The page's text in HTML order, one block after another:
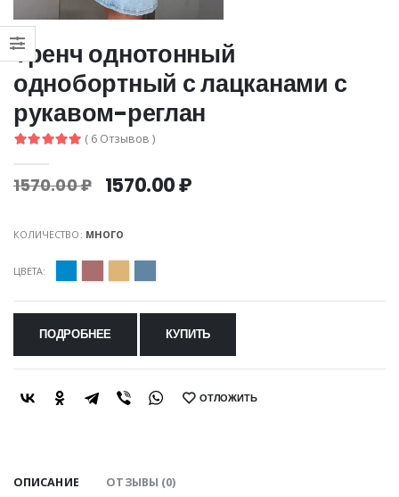
Тренч однотонный
однобортный с лацканами с
рукавом-реглан
( 6 Отзывов )
1570.00 ₽ 1570.00 ₽
КОЛИЧЕСТВО: МНОГО
ЦВЕТА:
ПОДРОБНЕЕ КУПИТЬ
SHARE: ОТЛОЖИТЬ
ОПИСАНИЕ ОТЗЫВЫ (0)